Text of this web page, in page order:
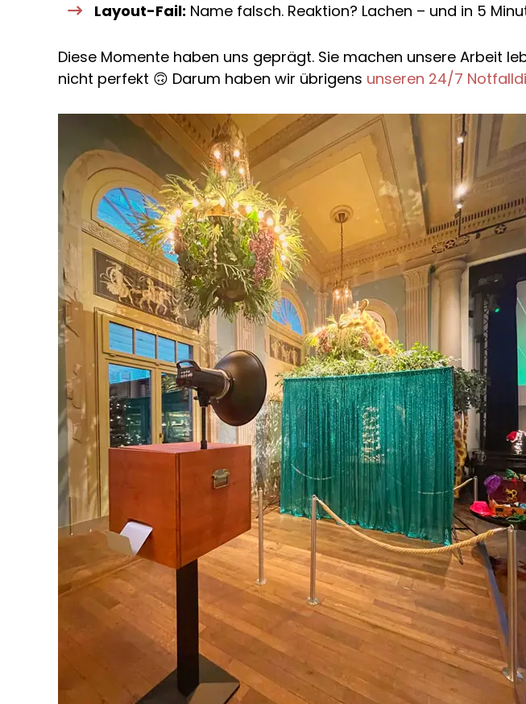
Layout-Fail: Name falsch. Reaktion? Lachen – und in 5
Diese Momente haben uns geprägt. Sie machen unsere Arbeit
nicht perfekt 🙃 Darum haben wir übrigens unseren 24/7